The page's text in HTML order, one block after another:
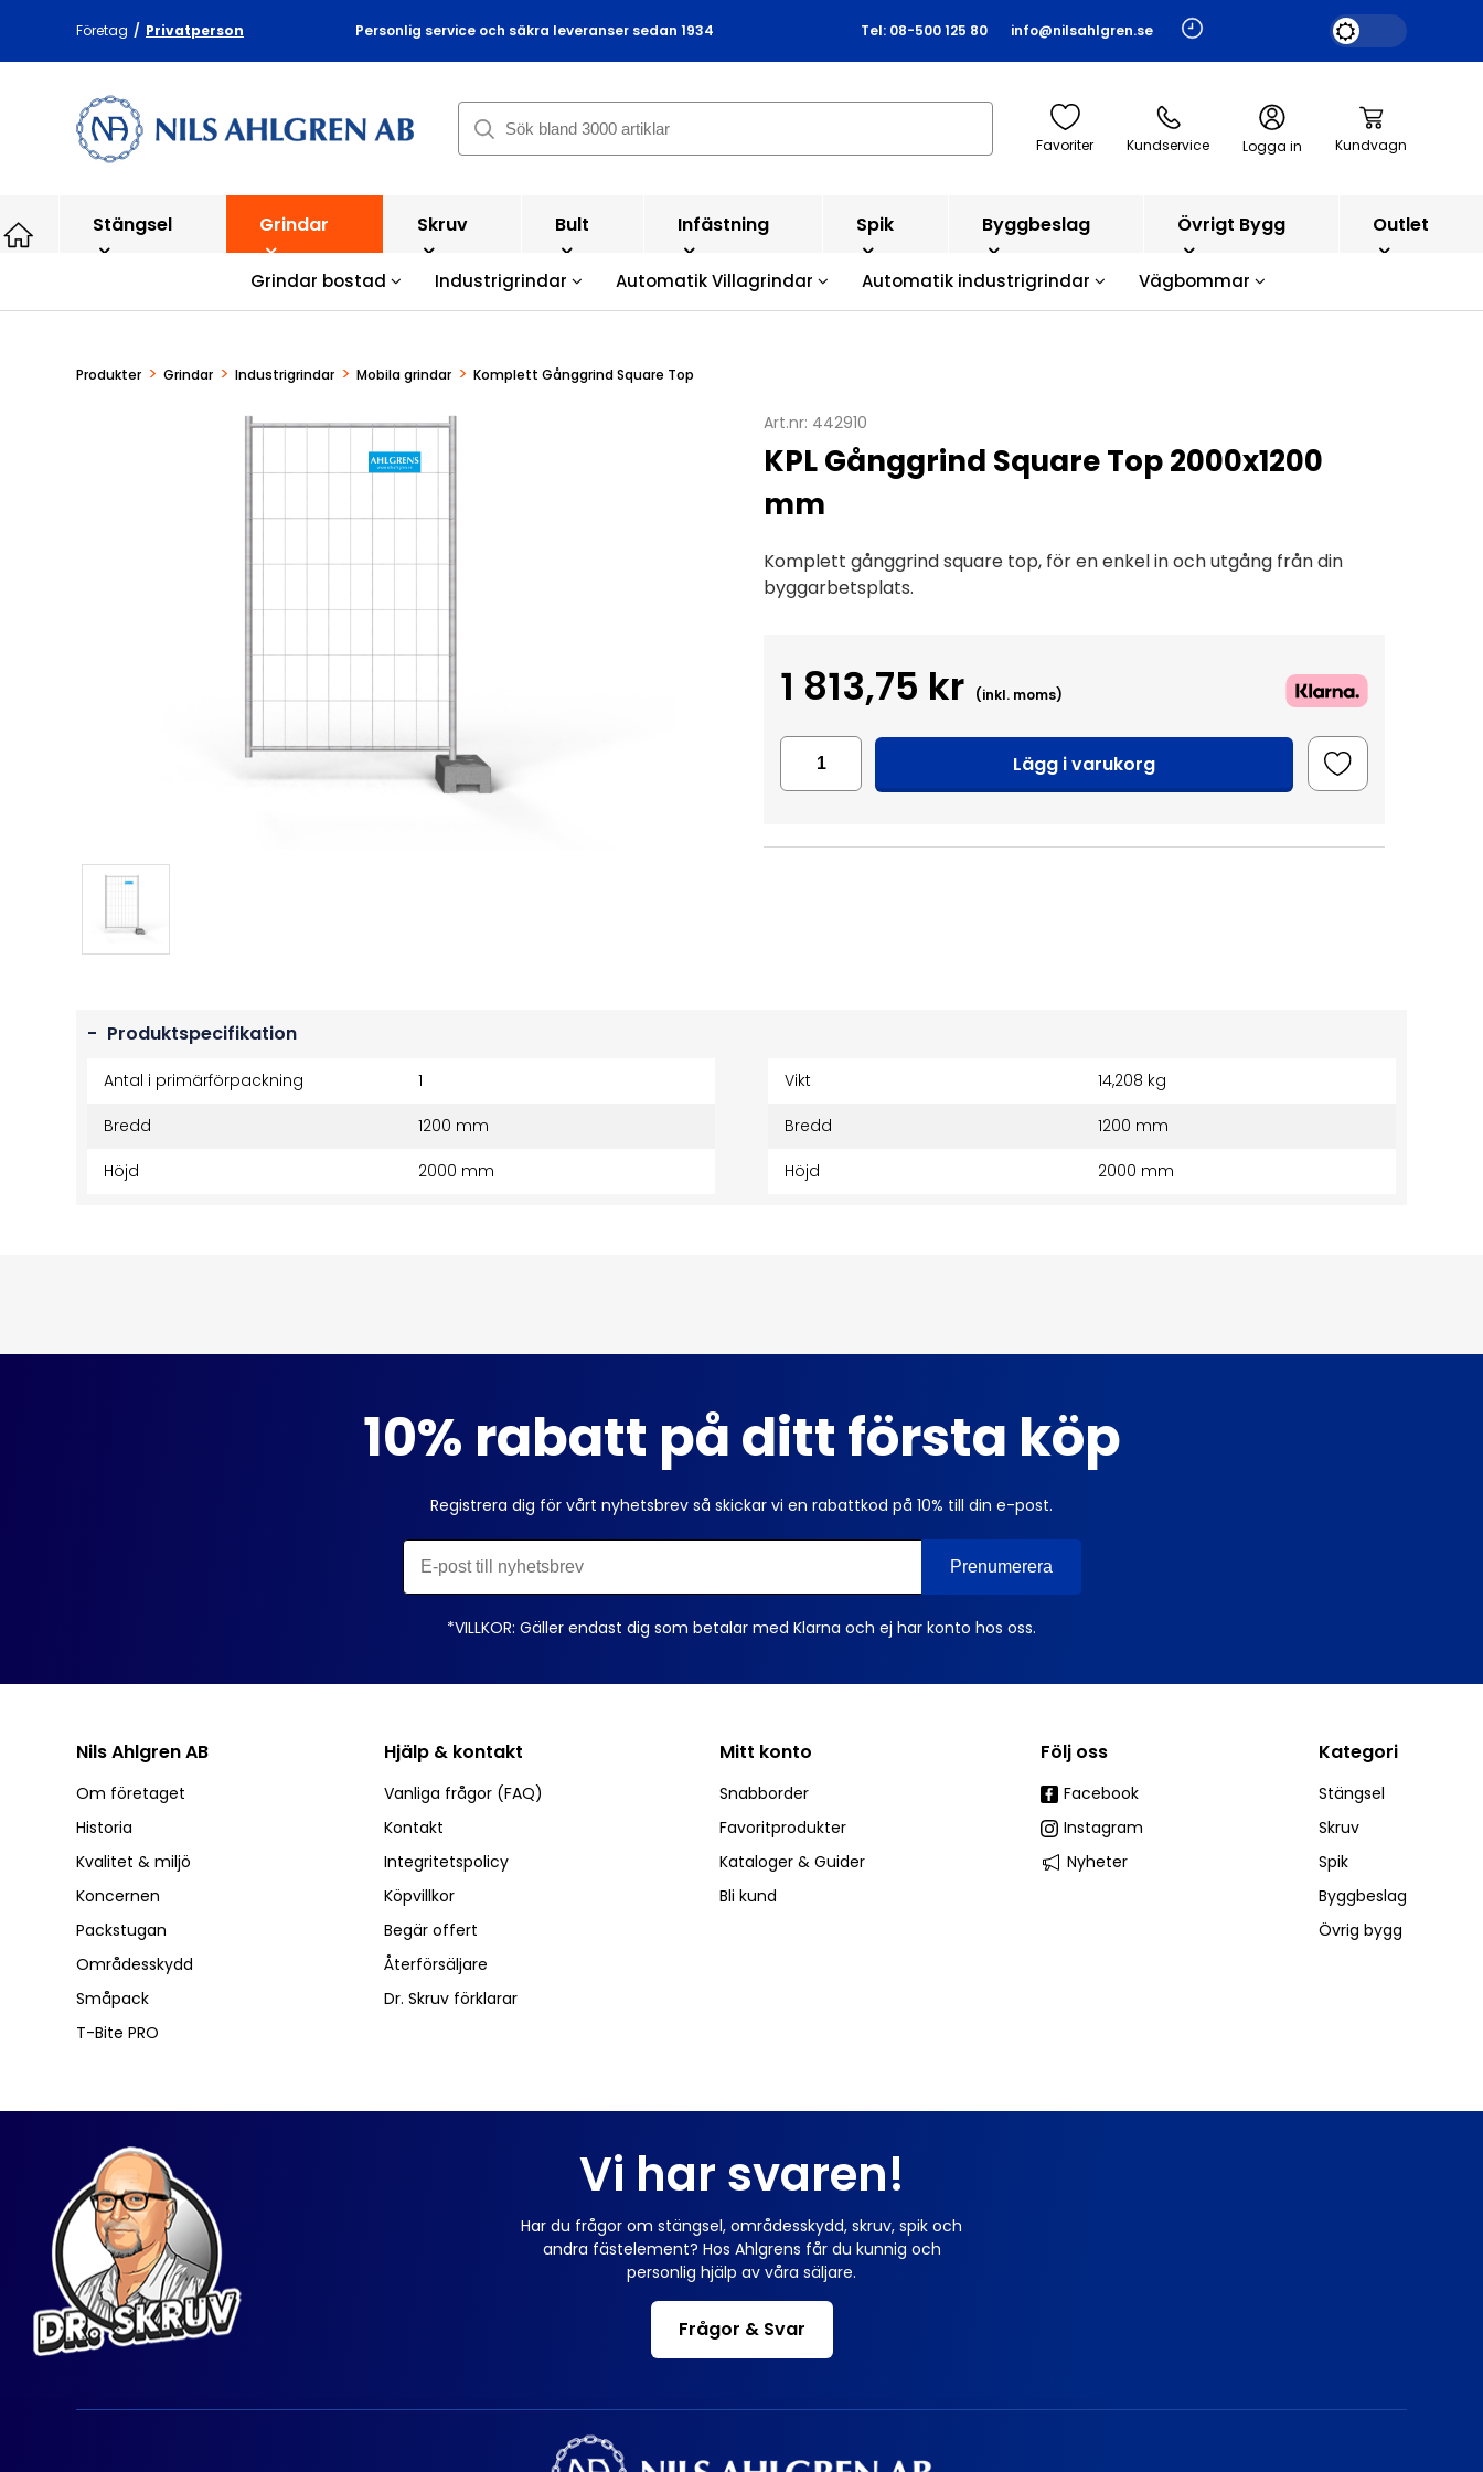
Företag / Privatperson Personlig service och säkra leveranser sedan 1934 Tel: 08-500 125 80 info@nilsahlgren.se
Favoriter Kundservice Logga in Kundvagn
Stängsel Grindar
Grindar bostad Industrigrindar Automatik Villagrindar Automatik industrigrindar Vägbommar
Skruv Bult Infästning Spik Byggbeslag Övrigt Bygg Outlet
Produkter > Grindar > Industrigrindar > Mobila grindar > Komplett Gånggrind Square Top
Art.nr: 442910
KPL Gånggrind Square Top 2000x1200
mm
Komplett gånggrind square top, för en enkel in och utgång från din
byggarbetsplats.
1 813,75 kr (inkl. moms)
Lägg i varukorg
- Produktspecifikation
Antal i primärförpackning 1
Bredd 1200 mm
Höjd 2000 mm
Vikt 14,208 kg
Bredd 1200 mm
Höjd 2000 mm
10% rabatt på ditt första köp
Registrera dig för vårt nyhetsbrev så skickar vi en rabattkod på 10% till din e-post.
*VILLKOR: Gäller endast dig som betalar med Klarna och ej har konto hos oss.
Nils Ahlgren AB
Om företaget
Historia
Kvalitet & miljö
Koncernen
Packstugan
Områdesskydd
Småpack
T-Bite PRO
Hjälp & kontakt
Vanliga frågor (FAQ)
Kontakt
Integritetspolicy
Köpvillkor
Begär offert
Återförsäljare
Dr. Skruv förklarar
Mitt konto
Snabborder
Favoritprodukter
Kataloger & Guider
Bli kund
Följ oss
Facebook
Instagram
Nyheter
Kategori
Stängsel
Skruv
Spik
Byggbeslag
Övrig bygg
Vi har svaren!
Har du frågor om stängsel, områdesskydd, skruv, spik och
andra fästelement? Hos Ahlgrens får du kunnig och
personlig hjälp av våra säljare.
Frågor & Svar